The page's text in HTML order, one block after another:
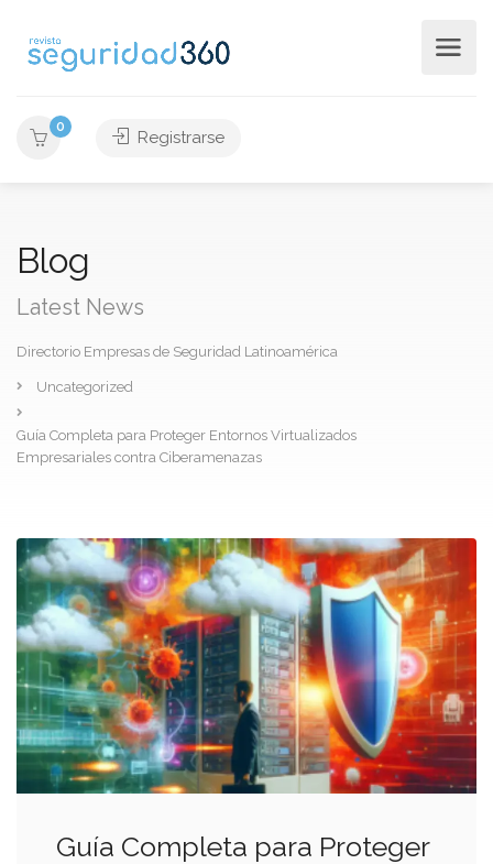
0
Registrarse
Blog
Latest News
Directorio Empresas de Seguridad Latinoamérica
Uncategorized
Guía Completa para Proteger Entornos Virtualizados
Empresariales contra Ciberamenazas
Guía Completa para Proteger